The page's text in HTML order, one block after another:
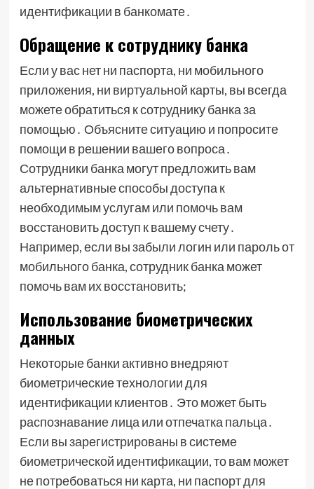
идентификации в банкомате․
Обращение к сотруднику банка
Если у вас нет ни паспорта, ни мобильного
приложения, ни виртуальной карты, вы всегда
можете обратиться к сотруднику банка за
помощью․ Объясните ситуацию и попросите
помощи в решении вашего вопроса․
Сотрудники банка могут предложить вам
альтернативные способы доступа к
необходимым услугам или помочь вам
восстановить доступ к вашему счету․
Например, если вы забыли логин или пароль от
мобильного банка, сотрудник банка может
помочь вам их восстановить;
Использование биометрических
данных
Некоторые банки активно внедряют
биометрические технологии для
идентификации клиентов․ Это может быть
распознавание лица или отпечатка пальца․
Если вы зарегистрированы в системе
биометрической идентификации, то вам может
не потребоваться ни карта, ни паспорт для